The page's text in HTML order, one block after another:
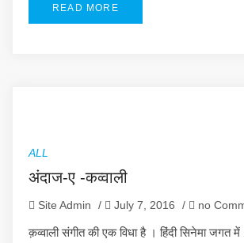
READ MORE
ALL
अंदाज-ए -कव्वाली
Site Admin / July 7, 2016 / no
क़व्वाली संगीत की एक विधा है । हिंदी सिनेमा जगत